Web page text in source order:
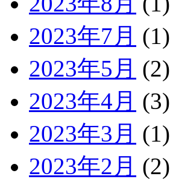
2023年7月 (1)
2023年5月 (2)
2023年4月 (3)
2023年3月 (1)
2023年2月 (2)